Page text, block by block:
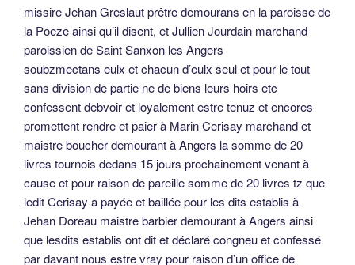
missire Jehan Greslaut prêtre demourans en la paroisse de
la Poeze ainsi qu’il disent, et Jullien Jourdain marchand
paroissien de Saint Sanxon les Angers
soubzmectans eulx et chacun d’eulx seul et pour le tout
sans division de partie ne de biens leurs hoirs etc
confessent debvoir et loyalement estre tenuz et encores
promettent rendre et paier à Marin Cerisay marchand et
maistre boucher demourant à Angers la somme de 20
livres tournois dedans 15 jours prochainement venant à
cause et pour raison de pareille somme de 20 livres tz que
ledit Cerisay a payée et baillée pour les dits establis à
Jehan Doreau maistre barbier demourant à Angers ainsi
que lesdits establis ont dit et déclaré congneu et confessé
par davant nous estre vray pour raison d’un office de